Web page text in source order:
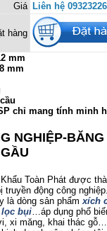
Giá Liên hệ
hàng
mm
mm
chỉ mang tính minh
NGHIỆP-
Toàn Phát được
động công
là dòng sản phẩm xích
bụi…áp dụng phổ
xi măng, khai thác